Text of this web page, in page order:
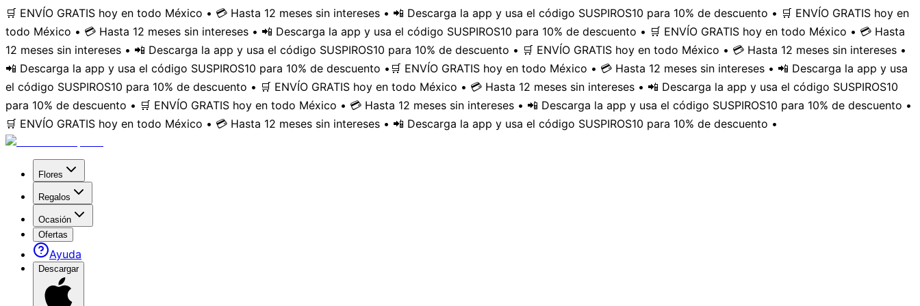
🛒 ENVÍO GRATIS hoy en todo México • 💳 Hasta 12 meses sin intereses • 📲 Descarga la app y usa el código SUSPIROS10 para 10% de descuento • 🛒 ENVÍO GRATIS hoy en
todo México • 💳 Hasta 12 meses sin intereses • 📲 Descarga la app y usa el código SUSPIROS10 para 10% de descuento • 🛒 ENVÍO GRATIS hoy en todo México • 💳 Hasta
12 meses sin intereses • 📲 Descarga la app y usa el código SUSPIROS10 para 10% de descuento • 🛒 ENVÍO GRATIS hoy en todo México • 💳 Hasta 12 meses sin intereses •
📲 Descarga la app y usa el código SUSPIROS10 para 10% de descuento • 🛒 ENVÍO GRATIS hoy en todo México • 💳 Hasta 12 meses sin intereses • 📲 Descarga la app y usa
el código SUSPIROS10 para 10% de descuento • 🛒 ENVÍO GRATIS hoy en todo México • 💳 Hasta 12 meses sin intereses • 📲 Descarga la app y usa el código SUSPIROS10
para 10% de descuento • 🛒 ENVÍO GRATIS hoy en todo México • 💳 Hasta 12 meses sin intereses • 📲 Descarga la app y usa el código SUSPIROS10 para 10% de descuento •
🛒 ENVÍO GRATIS hoy en todo México • 💳 Hasta 12 meses sin intereses • 📲 Descarga la app y usa el código SUSPIROS10 para 10% de descuento •
Flores
Regalos
Ocasión
Ofertas
Ayuda
Descargar